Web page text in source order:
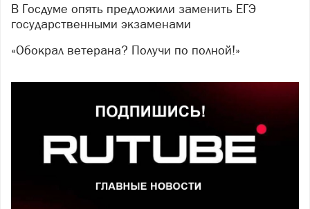
В Госдуме опять предложили заменить ЕГЭ
государственными экзаменами
«Обокрал ветерана? Получи по полной!»